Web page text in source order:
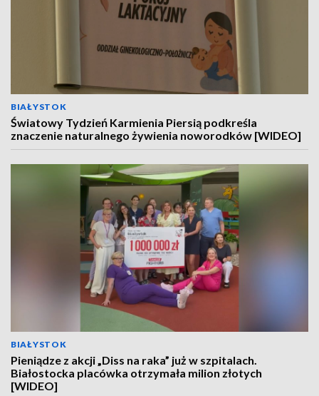
BIAŁYSTOK
Światowy Tydzień Karmienia Piersią podkreśla
znaczenie naturalnego żywienia noworodków [WIDEO]
BIAŁYSTOK
Pieniądze z akcji „Diss na raka” już w szpitalach.
Białostocka placówka otrzymała milion złotych
[WIDEO]